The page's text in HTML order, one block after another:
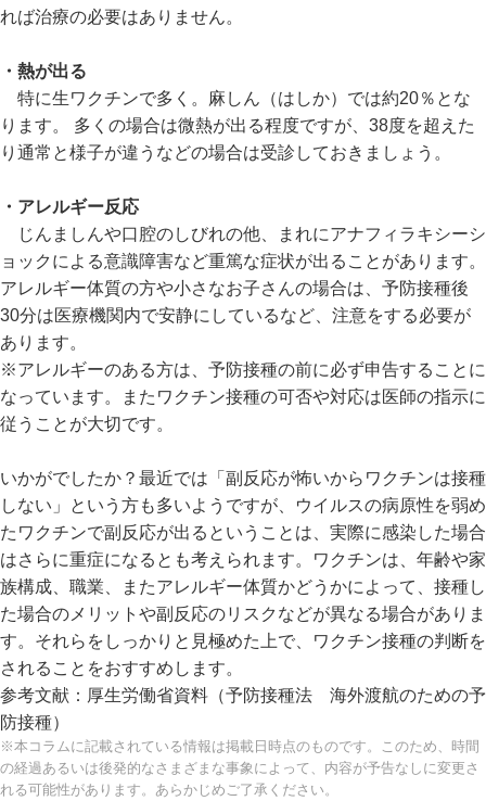
れば治療の必要はありません。
・熱が出る
特に生ワクチンで多く。麻しん（はしか）では約20％とな
ります。 多くの場合は微熱が出る程度ですが、38度を超えた
り通常と様子が違うなどの場合は受診しておきましょう。
・アレルギー反応
じんましんや口腔のしびれの他、まれにアナフィラキシーシ
ョックによる意識障害など重篤な症状が出ることがあります。
アレルギー体質の方や小さなお子さんの場合は、予防接種後
30分は医療機関内で安静にしているなど、注意をする必要が
あります。
※アレルギーのある方は、予防接種の前に必ず申告することに
なっています。またワクチン接種の可否や対応は医師の指示に
従うことが大切です。
いかがでしたか？最近では「副反応が怖いからワクチンは接種
しない」という方も多いようですが、ウイルスの病原性を弱め
たワクチンで副反応が出るということは、実際に感染した場合
はさらに重症になるとも考えられます。ワクチンは、年齢や家
族構成、職業、またアレルギー体質かどうかによって、接種し
た場合のメリットや副反応のリスクなどが異なる場合がありま
す。それらをしっかりと見極めた上で、ワクチン接種の判断を
されることをおすすめします。
参考文献：厚生労働省資料（予防接種法
海外渡航のための予
防接種）
※本コラムに記載されている情報は掲載日時点のものです。このため、時間
の経過あるいは後発的なさまざまな事象によって、内容が予告なしに変更さ
れる可能性があります。あらかじめご了承ください。